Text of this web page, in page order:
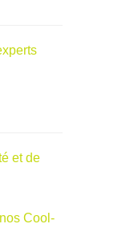
et de
Cool-